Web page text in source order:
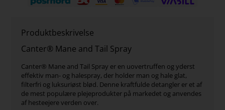
Produktbeskrivelse
Canter® Mane and Tail Spray
Canter® Mane and Tail Spray er en uovertruffen og yderst
effektiv man- og halespray, der holder man og hale glat,
filterfri og luksuriøst blød. Denne kraftfulde detangler er et af
de mest populære plejeprodukter på markedet og anvendes
af hesteejere verden over.